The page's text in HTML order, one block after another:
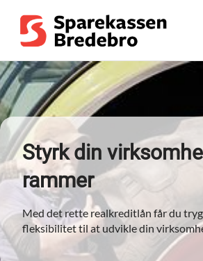
Styrk din
rammer
Med det rette realkreditlån får du
fleksibilitet til at udvikle din